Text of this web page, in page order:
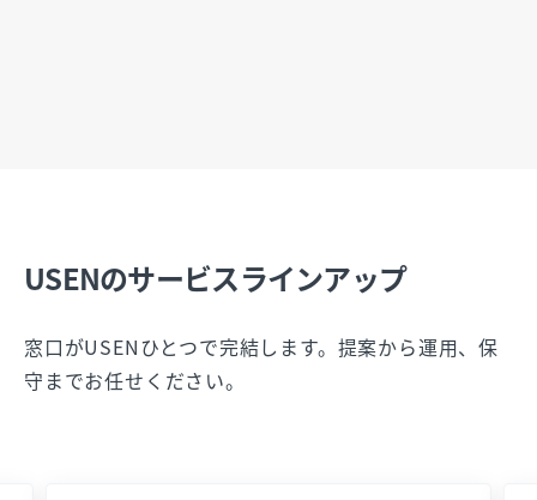
USENのサービスラインアップ
窓口がUSENひとつで完結します。提案から運用、保
守までお任せください。